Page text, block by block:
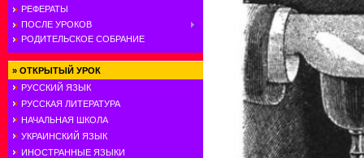
РЕФЕРАТЫ
ПОСЛЕ УРОКОВ
РОДИТЕЛЬСКОЕ СОБРАНИЕ
» ОТКРЫТЫЙ УРОК
РУССКИЙ ЯЗЫК
РУССКАЯ ЛИТЕРАТУРА
НАЧАЛЬНАЯ ШКОЛА
УКРАИНСКИЙ ЯЗЫК
ИНОСТРАННЫЕ ЯЗЫКИ